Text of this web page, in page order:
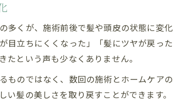
女性が薄毛ケアで日常に取り入れ
ヒト幹細胞施術で感じる薄毛改善
多くが、施術前後で髪や頭皮の状態に変
目立ちにくくなった」「髪にツヤが戻っ
という声も少なくありません。
ものではなく、数回の施術とホームケア
髪の美しさを取り戻すことができます。